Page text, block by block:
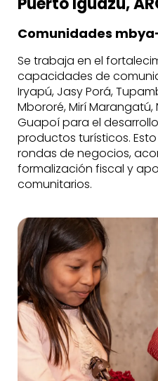
Comunidades
Se trabaja en el
capacidades de
Iryapú, Jasy Porá,
Mbororé, Mirí
Guapoí para el
productos turísticos.
rondas de negocios,
formalización fiscal y
comunitarios.